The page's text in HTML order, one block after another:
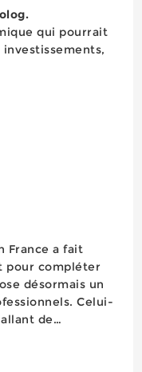
qui pourrait
France a fait
pour compléter
désormais un
Celui-
de